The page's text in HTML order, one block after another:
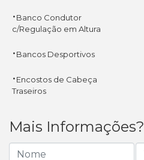
·Banco Condutor
c/Regulação em Altura
·Bancos Desportivos
·Encostos de Cabeça
Traseiros
Mais Informações?